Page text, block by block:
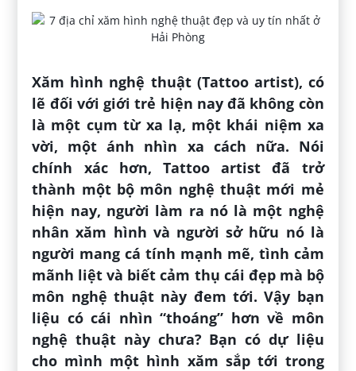
Xăm hình nghệ thuật (Tattoo artist), có
lẽ đối với giới trẻ hiện nay đã không còn
là một cụm từ xa lạ, một khái niệm xa
vời, một ánh nhìn xa cách nữa. Nói
chính xác hơn, Tattoo artist đã trở
thành một bộ môn nghệ thuật mới mẻ
hiện nay, người làm ra nó là một nghệ
nhân xăm hình và người sở hữu nó là
người mang cá tính mạnh mẽ, tình cảm
mãnh liệt và biết cảm thụ cái đẹp mà bộ
môn nghệ thuật này đem tới. Vậy bạn
liệu có cái nhìn “thoáng” hơn về môn
nghệ thuật này chưa? Bạn có dự liệu
cho mình một hình xăm sắp tới trong